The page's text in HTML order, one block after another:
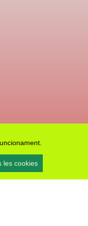
les cookies